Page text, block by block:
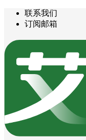
联系我们
订阅邮箱